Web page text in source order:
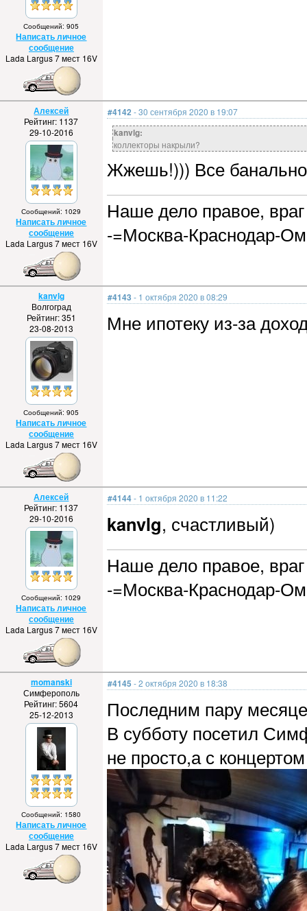
Сообщений: 905
Написать личное
сообщение
Lada Largus 7 мест 16V
Алексей
Рейтинг: 1137
29-10-2016
Сообщений: 1029
Написать личное
сообщение
Lada Largus 7 мест 16V
#4142 - 30 сентября 2020 в 19:07
kanvlg:
коллекторы накрыли?
Жжешь!))) Все
Наше дело правое,
-=Москва-Краснодар-
kanvlg
Волгоград
Рейтинг: 351
23-08-2013
Сообщений: 905
Написать личное
сообщение
Lada Largus 7 мест 16V
#4143 - 1 октября 2020 в 08:29
Мне ипотеку из-за
Алексей
Рейтинг: 1137
29-10-2016
Сообщений: 1029
Написать личное
сообщение
Lada Largus 7 мест 16V
#4144- 1 октября 2020 в 11:22
kanvlg, счастливый)
Наше дело правое,
-=Москва-Краснодар-
momanski
Симферополь
Рейтинг: 5604
25-12-2013
Сообщений: 1580
Написать личное
сообщение
Lada Largus 7 мест 16V
#4145 - 2 октября 2020 в 18:38
Последним пару
В субботу посетил
не просто,а с концертом